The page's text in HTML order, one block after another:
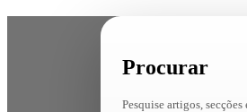
Procurar
Pesquise artigos, secções